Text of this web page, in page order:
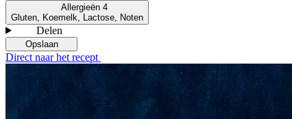
Allergieën 4
Gluten, Koemelk, Lactose, Noten
Delen
Opslaan
Direct naar het recept